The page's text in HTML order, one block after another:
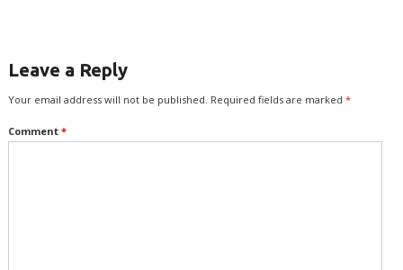
Leave a Reply
Your email address will not be published. Required fields are marked *
Comment *